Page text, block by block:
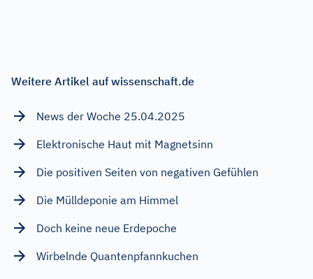
Weitere Artikel auf wissenschaft.de
News der Woche 25.04.2025
Elektronische Haut mit Magnetsinn
Die positiven Seiten von negativen Gefühlen
Die Mülldeponie am Himmel
Doch keine neue Erdepoche
Wirbelnde Quantenpfannkuchen